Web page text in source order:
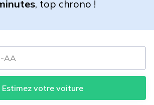
, top chrono !
Estimez votre voiture